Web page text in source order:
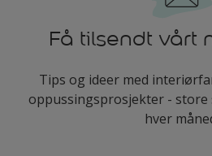
Få tilsendt vårt
Tips og ideer med
oppussingsprosjekter - store
hver